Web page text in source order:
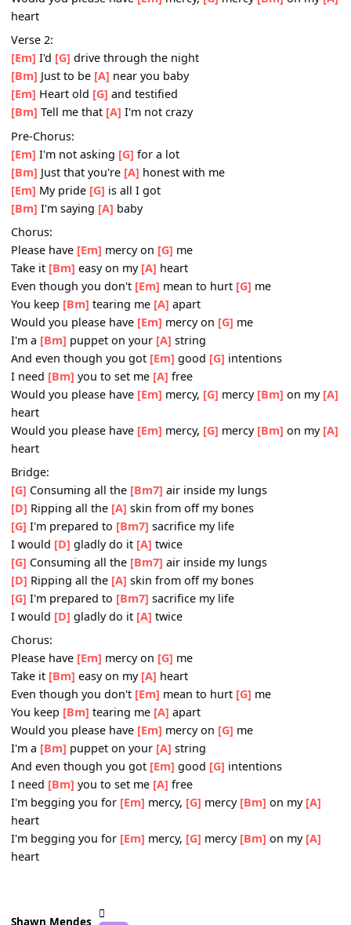
Even though you don't
[Em] mean to hurt me
Would you please have[Em]mercy,
heart
Would you please have[Em]
heart
Verse 2:
[Em]I'd[G]drive through the night
[Bm]Just to be[A] near you baby
[Em] Heart old[G]and testified
[Bm]Tell me that [A]I'm not crazy
Pre-Chorus:
[Em]I'm not asking[G]for a lot
[Bm]Just that you're[A]honest with me
[Em]My pride[G]is all I got
[Bm]I'm saying [A]baby
Chorus:
Please have
[Em] mercy on[G]
me
Take it[Bm]easy on my[A]heart
Even though you don't
You keep [Bm]tearing me[A]apart
Would you please have
I'm a[Bm]
And even though you got [Em]good[G]intentions
I need[Bm]you to set me[A]free
Would you please have [Em]mercy,[G]
heart
Would you please have[Em] mercy,[G]mercy
heart
Bridge:
[G]Consuming all the
[D]Ripping all the[A]skin from off my bones
[G]I'm prepared to[Bm7]sacrifice my life
I would[D] gladly do it[A]twice
[G]Consuming all the[Bm7]air inside my lungs
[D]Ripping all the[A]skin from off my bones
[G]I'm prepared to [Bm7]sacrifice my life
I would [D] gladly do it[A]twice
Chorus:
Please have
Take it[Bm]easy on my[A]heart
Even though you don't